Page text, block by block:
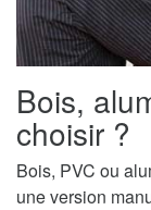
Bois,
choisir ?
Bois, PVC ou
une version